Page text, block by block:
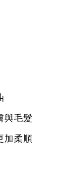
與毛髮
加柔順